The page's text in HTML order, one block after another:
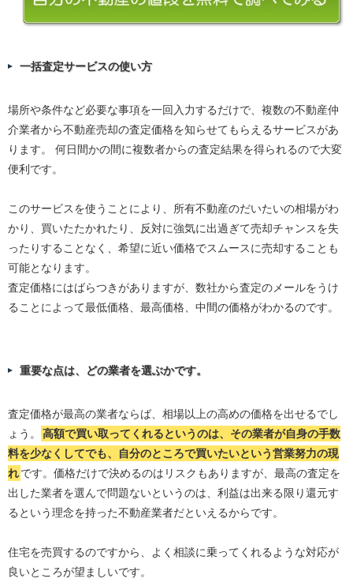
一括査定サービスの使い方
場所や条件など必要な事項を一回入力するだけで、複数の不動産仲
介業者から不動産売却の査定価格を知らせてもらえるサービスがあ
ります。 何日間かの間に複数者からの査定結果を得られるので大変
便利です。
このサービスを使うことにより、所有不動産のだいたいの相場がわ
かり、買いたたかれたり、反対に強気に出過ぎて売却チャンスを失
ったりすることなく、希望に近い価格でスムースに売却することも
可能となります。
査定価格にはばらつきがありますが、数社から査定のメールをうけ
ることによって最低価格、最高価格、中間の価格がわかるのです。
重要な点は、どの業者を選ぶかです。
査定価格が最高の業者ならば、相場以上の高めの価格を出せるでし
ょう。
高額で買い取ってくれるというのは、その業者が自身の手数
料を少なくしてでも、自分のところで買いたいという営業努力の現
れです。価格だけで決めるのはリスクもありますが、最高の査定を
出した業者を選んで問題ないというのは、利益は出来る限り還元す
るという理念を持った不動産業者だといえるからです。
住宅を売買するのですから、よく相談に乗ってくれるような対応が
良いところが望ましいです。